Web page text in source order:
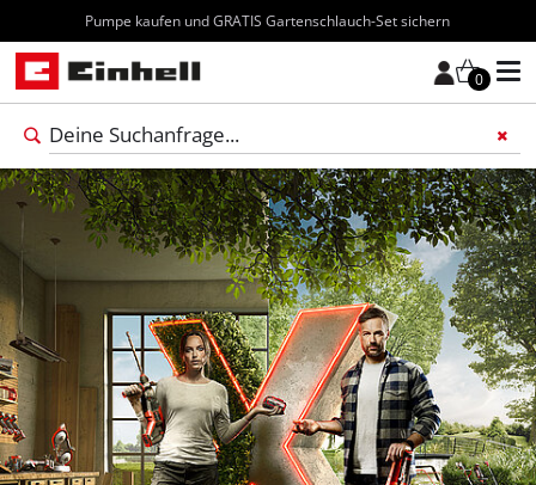
Pumpe kaufen und GRATIS Gartenschlauch-Set sichern
0
Füge